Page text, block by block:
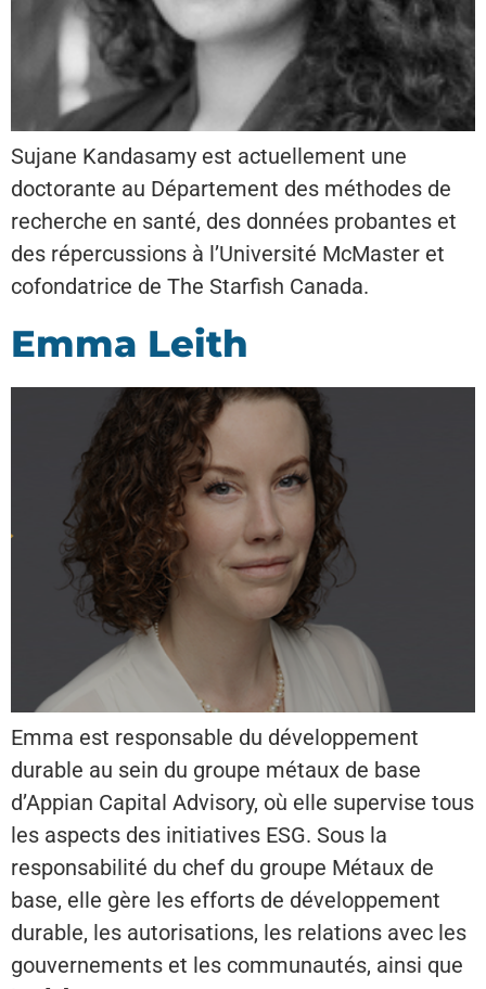
Sujane Kandasamy est actuellement une
doctorante au Département des méthodes de
recherche en santé, des données probantes et
des répercussions à l’Université McMaster et
cofondatrice de The Starfish Canada.
Emma Leith
Emma est responsable du développement
durable au sein du groupe métaux de base
d’Appian Capital Advisory, où elle supervise tous
les aspects des initiatives ESG. Sous la
responsabilité du chef du groupe Métaux de
base, elle gère les efforts de développement
durable, les autorisations, les relations avec les
gouvernements et les communautés, ainsi que